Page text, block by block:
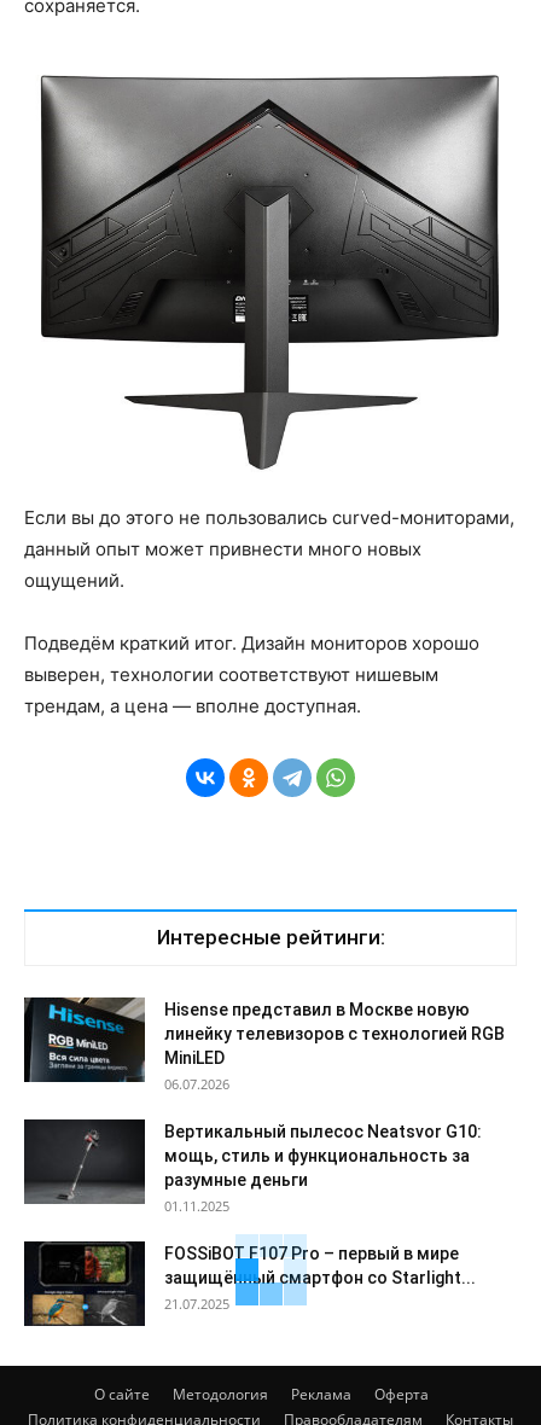
сохраняется.
Если вы до этого не пользовались curved-мониторами,
данный опыт может привнести много новых
ощущений.
Подведём краткий итог. Дизайн мониторов хорошо
выверен, технологии соответствуют нишевым
трендам, а цена — вполне доступная.
Интересные рейтинги:
Hisense представил в Москве новую
линейку телевизоров с технологией RGB
MiniLED
06.07.2026
Вертикальный пылесос Neatsvor G10:
мощь, стиль и функциональность за
разумные деньги
01.11.2025
FOSSiBOT F107 Pro – первый в мире
защищённый смартфон со Starlight...
21.07.2025
О сайте Методология Реклама
Оферта
Политика конфиденциальности
Правообладателям Контакты